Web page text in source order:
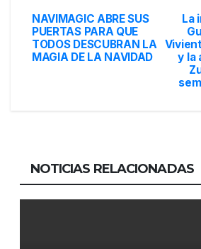
Navegación
de
La
y la
NAVIMAGIC ABRE SUS
PUERTAS PARA QUE
TODOS DESCUBRAN LA
MAGIA DE LA NAVIDAD
NOTICIAS RELACIONADAS